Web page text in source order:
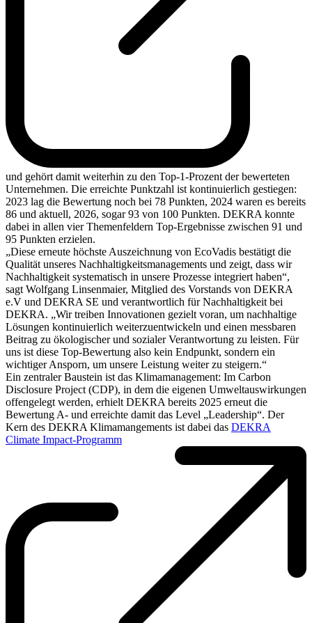
und gehört damit weiterhin zu den Top-1-Prozent der bewerteten
Unternehmen. Die erreichte Punktzahl ist kontinuierlich gestiegen:
2023 lag die Bewertung noch bei 78 Punkten, 2024 waren es bereits
86 und aktuell, 2026, sogar 93 von 100 Punkten. DEKRA konnte
dabei in allen vier Themenfeldern Top-Ergebnisse zwischen 91 und
95 Punkten erzielen.
„Diese erneute höchste Auszeichnung von EcoVadis bestätigt die
Qualität unseres Nachhaltigkeitsmanagements und zeigt, dass wir
Nachhaltigkeit systematisch in unsere Prozesse integriert haben“,
sagt Wolfgang Linsenmaier, Mitglied des Vorstands von DEKRA
e.V und DEKRA SE und verantwortlich für Nachhaltigkeit bei
DEKRA. „Wir treiben Innovationen gezielt voran, um nachhaltige
Lösungen kontinuierlich weiterzuentwickeln und einen messbaren
Beitrag zu ökologischer und sozialer Verantwortung zu leisten. Für
uns ist diese Top-Bewertung also kein Endpunkt, sondern ein
wichtiger Ansporn, um unsere Leistung weiter zu steigern.“
Ein zentraler Baustein ist das Klimamanagement: Im Carbon
Disclosure Project (CDP), in dem die eigenen Umweltauswirkungen
offengelegt werden, erhielt DEKRA bereits 2025 erneut die
Bewertung A- und erreichte damit das Level „Leadership“. Der
Kern des DEKRA Klimamangements ist dabei das DEKRA
Climate Impact-Programm